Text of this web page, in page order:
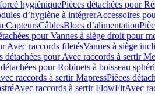
hygiéniquePièces détachées pour
d’hygiène à intégrerAccessoires
CapteursCâblesBlocs d’alimentation
pour Vannes à siège droit pour
Avec raccords filetésVannes à siège
détachées pour Avec raccords à sertir
pour Robinets à boisseau
raccords à sertir MapressPièces
Avec raccords à sertir FlowFitAvec